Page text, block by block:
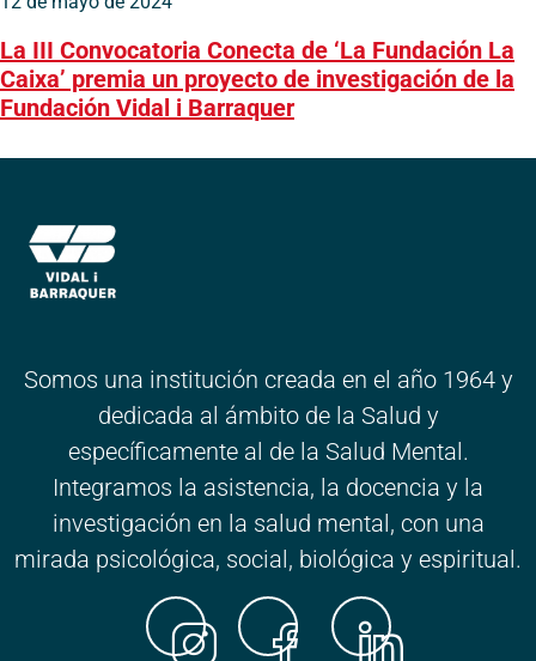
La III Convocatoria Conecta de ‘La Fundación La
Caixa’ premia un proyecto de investigación de la
Fundación Vidal i Barraquer
Somos una institución creada en el año 1964 y
dedicada al ámbito de la Salud y
específicamente al de la Salud Mental.
Integramos la asistencia, la docencia y la
investigación en la salud mental, con una
mirada psicológica, social, biológica y espiritual.